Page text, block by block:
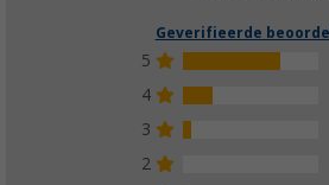
Geverifieerde
5
4
3
2